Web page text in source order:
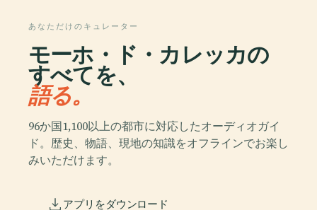
あなただけのキュレーター
モーホ・ド・カレッカの
すべてを、
語る。
96か国1,100以上の都市に対応したオーディオガイ
ド。歴史、物語、現地の知識をオフラインでお楽し
みいただけます。
アプリをダウンロード